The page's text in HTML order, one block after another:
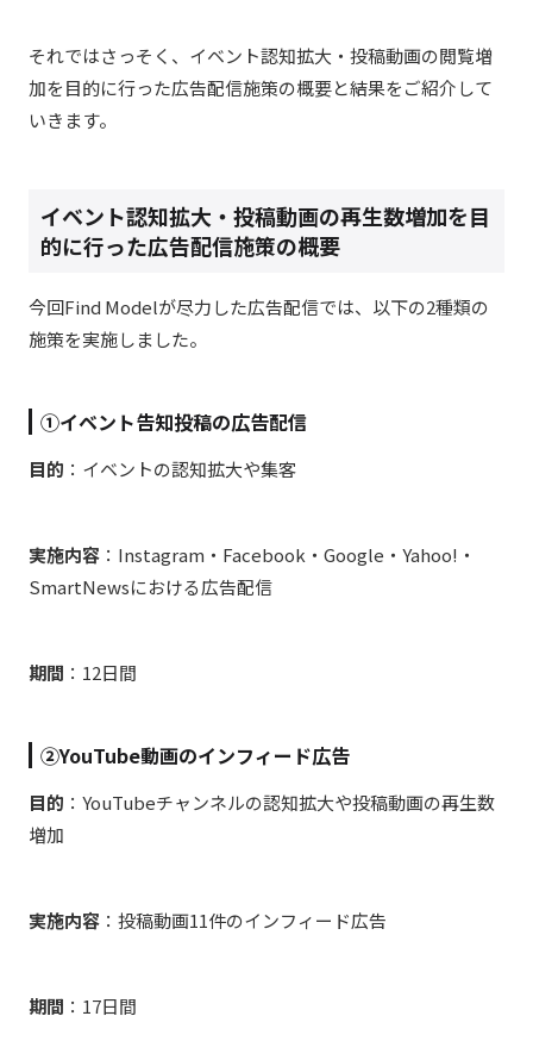
それではさっそく、イベント認知拡大・投稿動画の閲覧増
加を目的に行った広告配信施策の概要と結果をご紹介して
いきます。
イベント認知拡大・投稿動画の再生数増加を目
的に行った広告配信施策の概要
今回Find Modelが尽力した広告配信では、以下の2種類の
施策を実施しました。
①イベント告知投稿の広告配信
目的 ：イベントの認知拡大や集客
実施内容 ：Instagram・Facebook・Google・Yahoo!・
SmartNewsにおける広告配信
期間 ：12日間
②YouTube動画のインフィード広告
目的 ：YouTubeチャンネルの認知拡大や投稿動画の再生数
増加
実施内容 ：投稿動画11件のインフィード広告
期間 ：17日間